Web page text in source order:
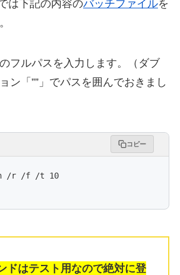
は下記の内容のバッチファイルを
フルパスを入力します。（ダブ
ン「””」でパスを囲んでおきまし
コピー
/r /f /t 10
ドはテスト用なので絶対に登